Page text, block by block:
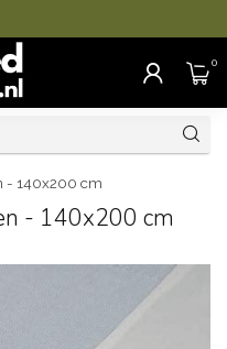
0
- 140x200 cm
- 140x200 cm